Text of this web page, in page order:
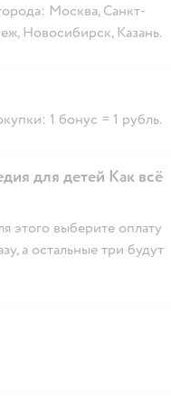
Москва, Санкт-
Новосибирск, Казань.
1 бонус = 1 рубль.
для детей Как всё
этого выберите оплату
а остальные три будут